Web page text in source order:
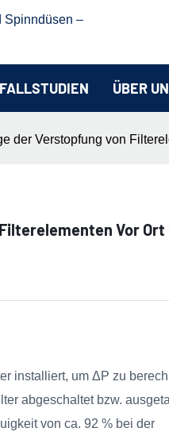
Spinndüsen –
FALLSTUDIEN ÜBER
der Verstopfung von
Vor
installiert, um ΔP zu
abgeschaltet bzw.
von ca. 92 % bei der